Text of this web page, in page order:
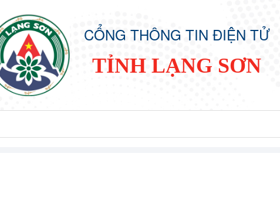
CỔNG THÔNG TIN ĐIỆN TỬ
TỈNH LẠNG SƠN